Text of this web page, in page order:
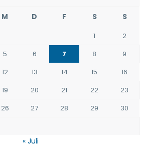
M D F S S
1
2
5 6 7 8
9
12 13 14 15
16
19 20 21 22
23
26 27 28 29
30
« Juli